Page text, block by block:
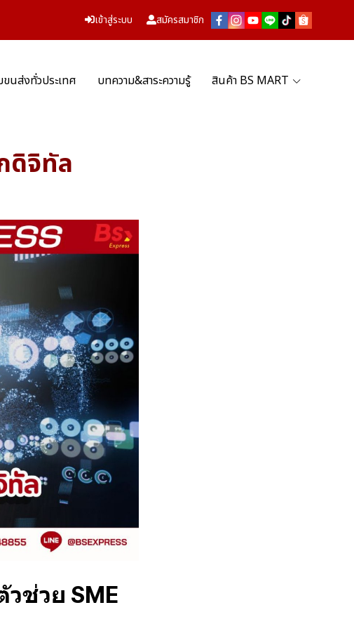
เข้าสู่ระบบ สมัครสมาชิก
ขนส่งทั่วประเทศ บทความ&สาระความรู้ สินค้า BS MART
ดิจิทัล
ช่วย SME